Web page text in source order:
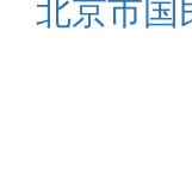
北京市国